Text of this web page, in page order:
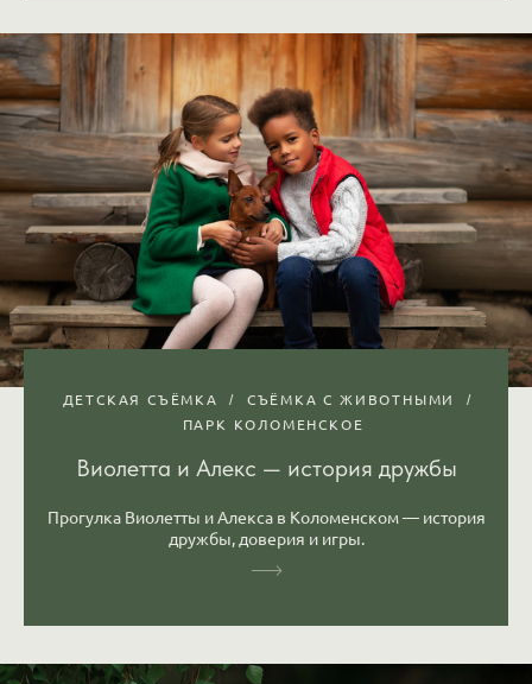
ДЕТСКАЯ СЪЁМКА
СЪЁМКА С ЖИВОТНЫМИ
ПАРК КОЛОМЕНСКОЕ
Виолетта и Алекс — история дружбы
Прогулка Виолетты и Алекса в Коломенском — история
дружбы, доверия и игры.